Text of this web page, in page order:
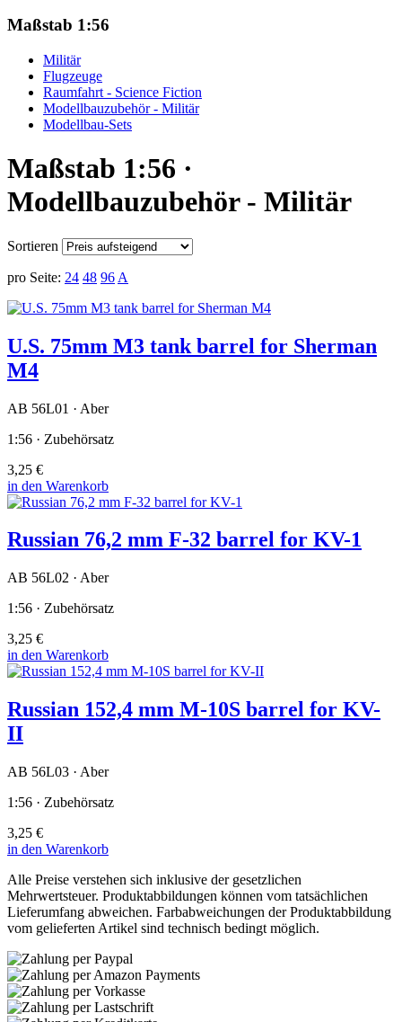
Maßstab 1:56
Militär
Flugzeuge
Raumfahrt - Science Fiction
Modellbauzubehör - Militär
Modellbau-Sets
Maßstab 1:56 ·
Modellbauzubehör - Militär
Sortieren
pro Seite: 24 48 96 A
U.S. 75mm M3 tank barrel for Sherman
M4
AB 56L01 · Aber
1:56 · Zubehörsatz
3,25 €
in den Warenkorb
Russian 76,2 mm F-32 barrel for KV-1
AB 56L02 · Aber
1:56 · Zubehörsatz
3,25 €
in den Warenkorb
Russian 152,4 mm M-10S barrel for KV-
II
AB 56L03 · Aber
1:56 · Zubehörsatz
3,25 €
in den Warenkorb
Alle Preise verstehen sich inklusive der gesetzlichen
Mehrwertsteuer. Produktabbildungen können vom tatsächlichen
Lieferumfang abweichen. Farbabweichungen der Produktabbildung
vom gelieferten Artikel sind technisch bedingt möglich.